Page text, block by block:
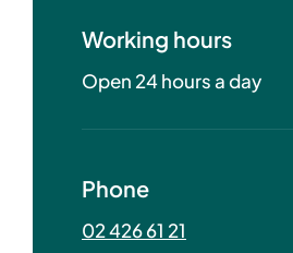
Working hours
Open 24 hours a day
Phone
02 426 61 21